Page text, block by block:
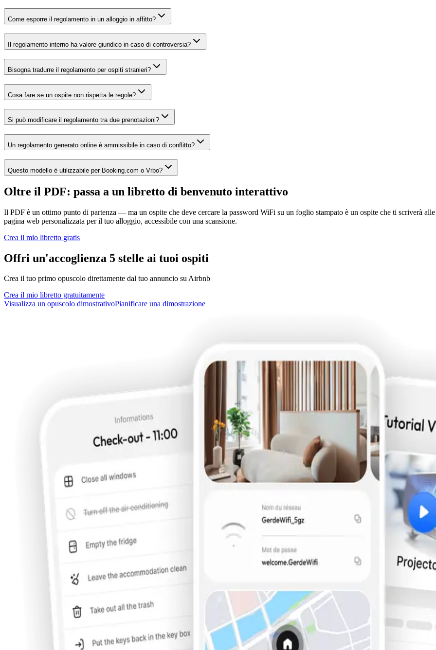
Come esporre il regolamento in un alloggio in affitto?
Il regolamento interno ha valore giuridico in caso di controversia?
Bisogna tradurre il regolamento per ospiti stranieri?
Cosa fare se un ospite non rispetta le regole?
Si può modificare il regolamento tra due prenotazioni?
Un regolamento generato online è ammissibile in caso di conflitto?
Questo modello è utilizzabile per Booking.com o Vrbo?
Oltre il PDF: passa a un libretto di benvenuto interattivo
Il PDF è un ottimo punto di partenza — ma un ospite che deve cercare la password WiFi su un foglio stampato è un ospite che ti scriverà
pagina web personalizzata per il tuo alloggio, accessibile con una scansione.
Crea il mio libretto gratis
Offri un'accoglienza 5 stelle ai tuoi ospiti
Crea il tuo primo opuscolo direttamente dal tuo annuncio su Airbnb
Crea il mio libretto gratuitamente
Visualizza un opuscolo dimostrativoPianificare una dimostrazione